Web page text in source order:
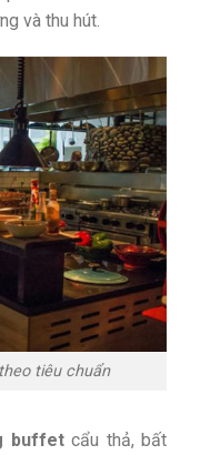
và thu hút.
tiêu chuẩn
buffetcẩu thả, bất